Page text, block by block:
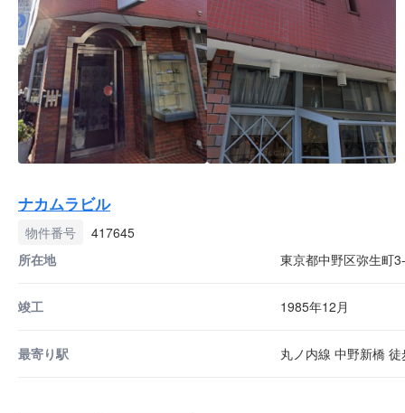
ナカムラビル
物件番号
417645
所在地
東京都中野区弥生町
竣工 1985年12月
最寄り駅 丸ノ内線 中野新橋